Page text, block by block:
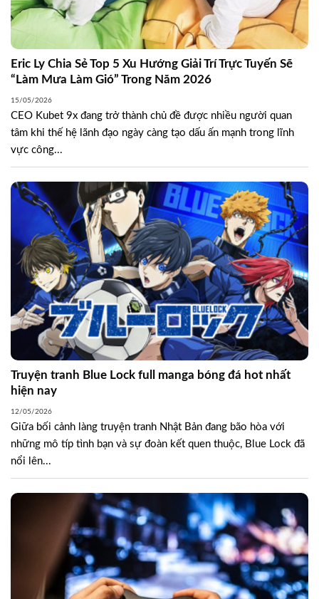
Eric Ly Chia Sẻ Top 5 Xu Hướng Giải Trí Trực Tuyến Sẽ
“Làm Mưa Làm Gió” Trong Năm 2026
15/05/2026
CEO Kubet 9x đang trở thành chủ đề được nhiều người quan
tâm khi thế hệ lãnh đạo ngày càng tạo dấu ấn mạnh trong lĩnh
vực công...
Truyện tranh Blue Lock full manga bóng đá hot nhất
hiện nay
12/05/2026
Giữa bối cảnh làng truyện tranh Nhật Bản đang bão hòa với
những mô típ tình bạn và sự đoàn kết quen thuộc, Blue Lock đã
nổi lên...